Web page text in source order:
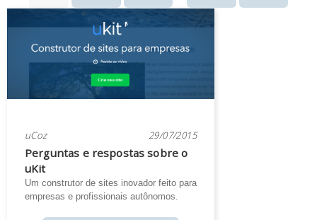
uCoz 29/07/2015
Perguntas e respostas sobre o
uKit
Um construtor de sites inovador feito para
empresas e profissionais autônomos.